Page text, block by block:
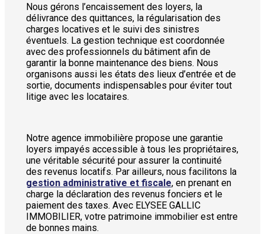
Nous gérons l’encaissement des loyers, la
délivrance des quittances, la régularisation des
charges locatives et le suivi des sinistres
éventuels. La gestion technique est coordonnée
avec des professionnels du bâtiment afin de
garantir la bonne maintenance des biens. Nous
organisons aussi les états des lieux d’entrée et de
sortie, documents indispensables pour éviter tout
litige avec les locataires.
Notre agence immobilière propose une garantie
loyers impayés accessible à tous les propriétaires,
une véritable sécurité pour assurer la continuité
des revenus locatifs. Par ailleurs, nous facilitons la
gestion administrative et fiscale, en prenant en
charge la déclaration des revenus fonciers et le
paiement des taxes. Avec ELYSEE GALLIC
IMMOBILIER, votre patrimoine immobilier est entre
de bonnes mains.